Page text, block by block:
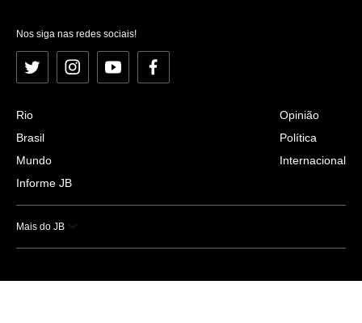
Nos siga nas redes sociais!
Twitter InstagramYouTubeFacebook
Rio
Brasil
Mundo
Informe JB
Opinião
Política
Internacional
Mais do JB
Esportes